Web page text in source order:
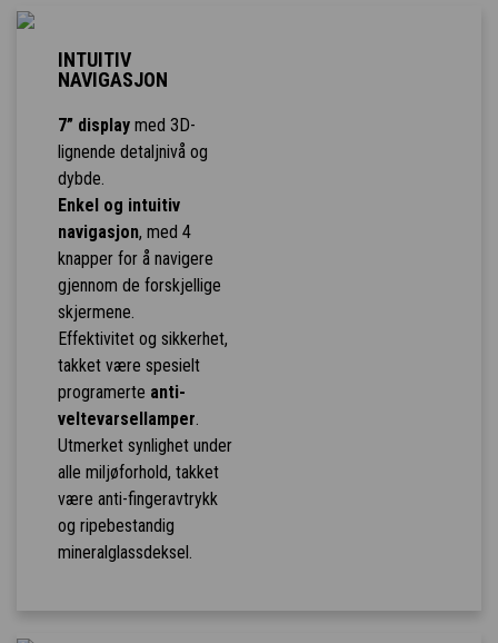
INTUITIV
NAVIGASJON
7” displaymed 3D-
lignende detaljnivå og
dybde.
Enkel og intuitiv
navigasjon, med 4
knapper for å navigere
gjennom de forskjellige
skjermene.
Effektivitet og sikkerhet,
takket være spesielt
programerte anti-
veltevarsellamper.
Utmerket synlighet under
alle miljøforhold, takket
være anti-fingeravtrykk
og ripebestandig
mineralglassdeksel.